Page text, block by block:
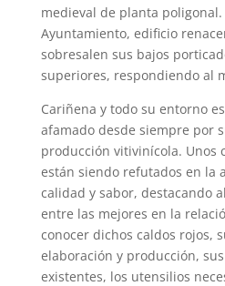
medieval de planta
Ayuntamiento, edificio
sobresalen sus bajos
superiores, respondiendo al
Cariñena y todo su entorno
afamado desde siempre por
producción vitivinícola. Unos
están siendo refutados en la
calidad y sabor, destacando
entre las mejores en la
conocer dichos caldos rojos,
elaboración y producción,
existentes, los utensilios